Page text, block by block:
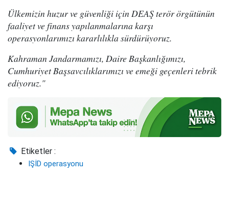
Ülkemizin huzur ve güvenliği için DEAŞ terör örgütünün
faaliyet ve finans yapılanmalarına karşı
operasyonlarımızı kararlılıkla sürdürüyoruz.
Kahraman Jandarmamızı, Daire Başkanlığımızı,
Cumhuriyet Başsavcılıklarımızı ve emeği geçenleri tebrik
ediyoruz."
Etiketler :
IŞİD operasyonu